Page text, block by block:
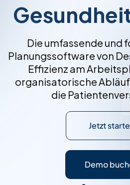
Die umfassende
Planungssoftware von
Effizienz am
organisatorische
die
Jetzt
Demo